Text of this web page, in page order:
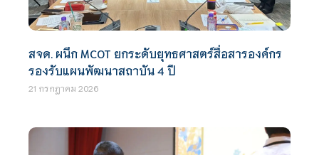
สจด. ผนึก MCOT ยกระดับยุทธศาสตร์สื่อสารองค์กร
รองรับแผนพัฒนาสถาบัน 4 ปี
21 กรกฎาคม 2026